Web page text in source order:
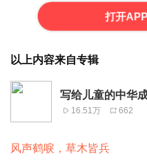
打开
以上内容来自专辑
写给儿童的中华
16.51万 662
风声鹤唳，草木皆兵